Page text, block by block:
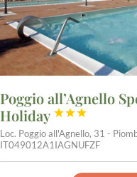
Poggio all’Agnello
Holiday



Loc. Poggio all'Agnello, 31 -
IT049012A1IAGNUFZF